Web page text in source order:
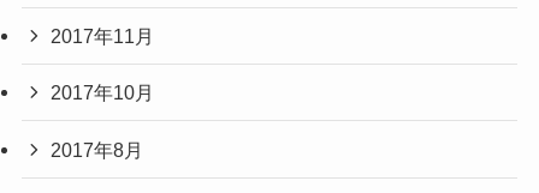
2017年11月
2017年10月
2017年8月